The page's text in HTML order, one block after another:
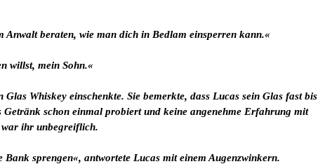
beraten, wie man dich in Bedlam einsperren kann.«
willst, mein Sohn.«
Whiskey einschenkte. Sie bemerkte, dass Lucas sein Glas fast bis
schon einmal probiert und keine angenehme Erfahrung mit
ihr unbegreiflich.
sprengen«, antwortete Lucas mit einem Augenzwinkern.